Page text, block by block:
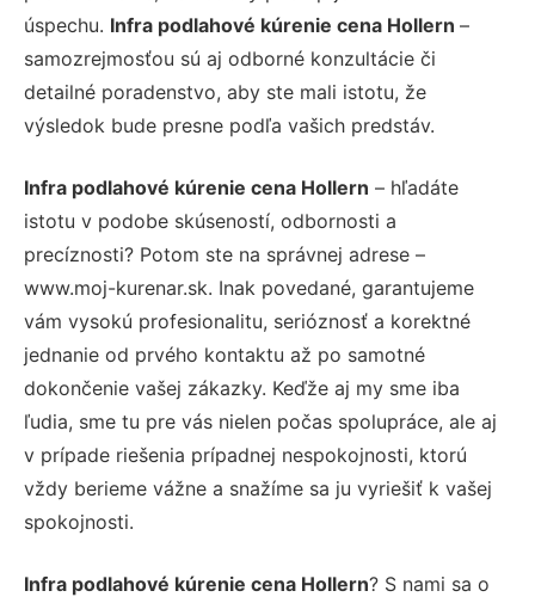
úspechu. Infra podlahové kúrenie cena Hollern –
samozrejmosťou sú aj odborné konzultácie či
detailné poradenstvo, aby ste mali istotu, že
výsledok bude presne podľa vašich predstáv.
Infra podlahové kúrenie cena Hollern – hľadáte
istotu v podobe skúseností, odbornosti a
precíznosti? Potom ste na správnej adrese –
www.moj-kurenar.sk. Inak povedané, garantujeme
vám vysokú profesionalitu, serióznosť a korektné
jednanie od prvého kontaktu až po samotné
dokončenie vašej zákazky. Keďže aj my sme iba
ľudia, sme tu pre vás nielen počas spolupráce, ale aj
v prípade riešenia prípadnej nespokojnosti, ktorú
vždy berieme vážne a snažíme sa ju vyriešiť k vašej
spokojnosti.
Infra podlahové kúrenie cena Hollern? S nami sa o